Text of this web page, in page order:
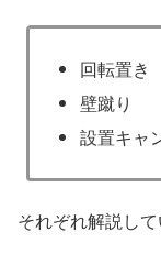
回転置き
壁蹴り
設置キャ
それぞれ解説して